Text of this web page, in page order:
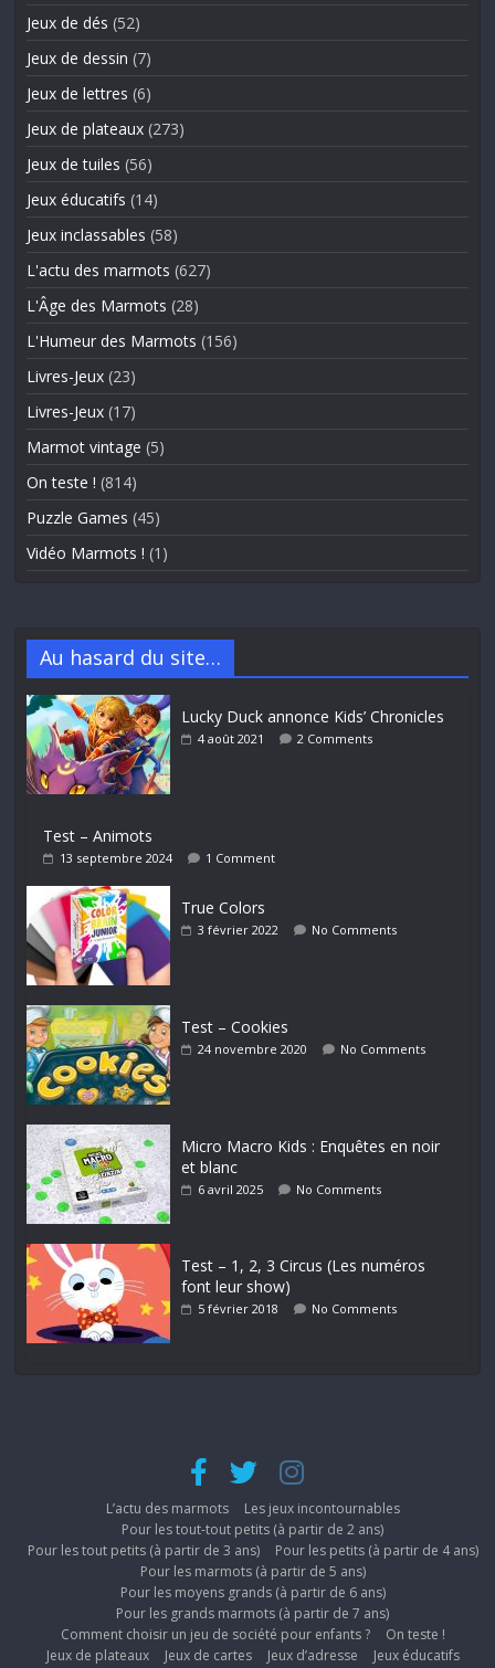
Jeux de dés (52)
Jeux de dessin (7)
Jeux de lettres (6)
Jeux de plateaux (273)
Jeux de tuiles (56)
Jeux éducatifs (14)
Jeux inclassables (58)
L'actu des marmots (627)
L'Âge des Marmots (28)
L'Humeur des Marmots (156)
Livres-Jeux (23)
Livres-Jeux (17)
Marmot vintage (5)
On teste ! (814)
Puzzle Games (45)
Vidéo Marmots ! (1)
Au hasard du site…
Lucky Duck annonce Kids’ Chronicles
4 août 2021 2 Comments
Test – Animots
13 septembre 2024 1 Comment
True Colors
3 février 2022 No Comments
Test – Cookies
24 novembre 2020 No Comments
Micro Macro Kids : Enquêtes en noir
et blanc
6 avril 2025 No Comments
Test – 1, 2, 3 Circus (Les numéros
font leur show)
5 février 2018 No Comments
L’actu des marmots
Les jeux incontournables
Pour les tout-tout petits (à partir de 2 ans)
Pour les tout petits (à partir de 3 ans)
Pour les petits (à partir de 4 ans)
Pour les marmots (à partir de 5 ans)
Pour les moyens grands (à partir de 6 ans)
Pour les grands marmots (à partir de 7 ans)
Comment choisir un jeu de société pour enfants ?
On teste !
Jeux de plateaux
Jeux de cartes Jeux d’adresse
Jeux éducatifs